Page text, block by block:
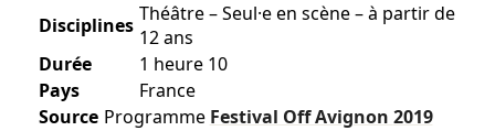
Disciplines Théâtre – Seul·e en scène – à partir de
12 ans
Durée
1 heure 10
Pays
France
Source Programme Festival Off Avignon 2019